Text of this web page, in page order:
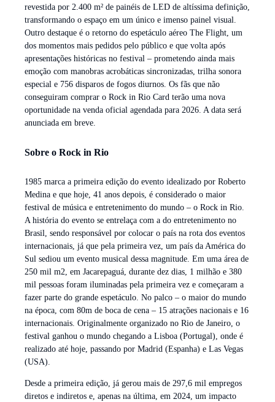
revestida por 2.400 m² de painéis de LED de altíssima definição,
transformando o espaço em um único e imenso painel visual.
Outro destaque é o retorno do espetáculo aéreo The Flight, um
dos momentos mais pedidos pelo público e que volta após
apresentações históricas no festival – prometendo ainda mais
emoção com manobras acrobáticas sincronizadas, trilha sonora
especial e 756 disparos de fogos diurnos. Os fãs que não
conseguiram comprar o Rock in Rio Card terão uma nova
oportunidade na venda oficial agendada para 2026. A data será
anunciada em breve.
Sobre o Rock in Rio
1985 marca a primeira edição do evento idealizado por Roberto
Medina e que hoje, 41 anos depois, é considerado o maior
festival de música e entretenimento do mundo – o Rock in Rio.
A história do evento se entrelaça com a do entretenimento no
Brasil, sendo responsável por colocar o país na rota dos eventos
internacionais, já que pela primeira vez, um país da América do
Sul sediou um evento musical dessa magnitude. Em uma área de
250 mil m2, em Jacarepaguá, durante dez dias, 1 milhão e 380
mil pessoas foram iluminadas pela primeira vez e começaram a
fazer parte do grande espetáculo. No palco – o maior do mundo
na época, com 80m de boca de cena – 15 atrações nacionais e 16
internacionais. Originalmente organizado no Rio de Janeiro, o
festival ganhou o mundo chegando a Lisboa (Portugal), onde é
realizado até hoje, passando por Madrid (Espanha) e Las Vegas
(USA).
Desde a primeira edição, já gerou mais de 297,6 mil empregos
diretos e indiretos e, apenas na última, em 2024, um impacto